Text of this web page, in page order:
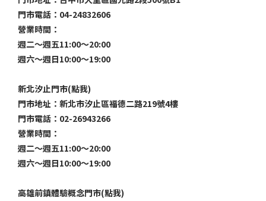
門市電話：04-24832606
營業時間：
週二～週五11:00～20:00
週六～週日10:00～19:00
新北汐止門市(點我)
門市地址：新北市汐止區福德二路219號4樓
門市電話：02-26943266
營業時間：
週二～週五11:00～20:00
週六～週日10:00～19:00
高雄前鎮體驗概念門市(點我)